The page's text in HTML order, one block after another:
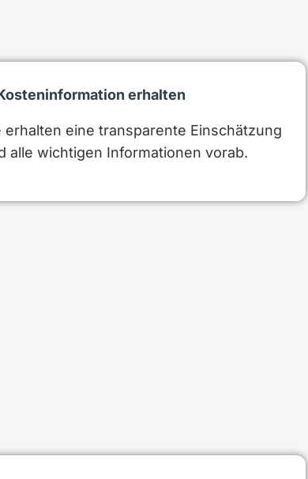
erhalten
erhalten eine transparente Einschätzung
alle wichtigen Informationen vorab.